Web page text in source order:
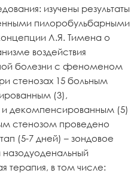
изучены результаты
пилоробульбарными
Л.Я. Тимена о
воздействия
болезни с феноменом
стенозах 15 больным
(3),
декомпенсированным (5)
стенозом проведено
(5-7 дней) – зондовое
назодуоденальный
терапия, в том числе: